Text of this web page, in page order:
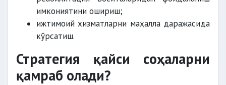
имкониятини ошириш;
ижтимоий хизматларни маҳалла даражасида
кўрсатиш.
Стратегия қайси соҳаларни
қамраб олади?